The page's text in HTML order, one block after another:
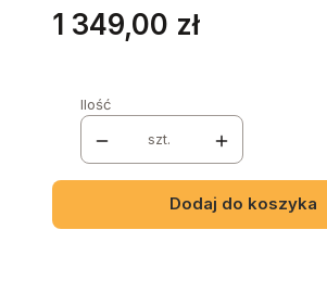
Cena
1 349,00 zł
Ilość
szt.
Dodaj do koszyka